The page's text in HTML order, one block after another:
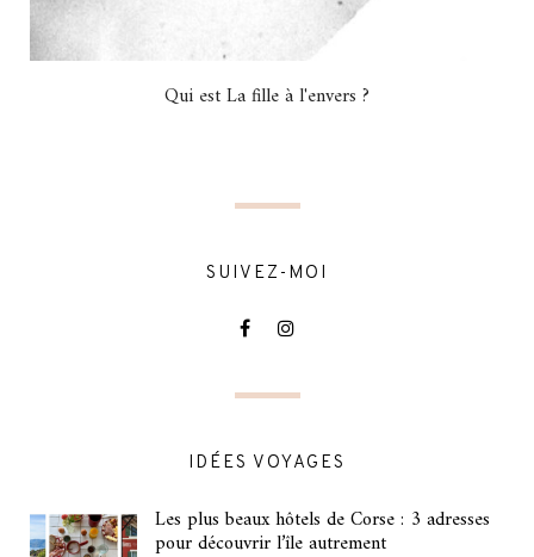
Qui est La fille à l'envers ?
SUIVEZ-MOI
IDÉES VOYAGES
Les plus beaux hôtels de Corse : 3 adresses
pour découvrir l’île autrement